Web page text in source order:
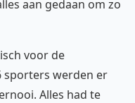
aan gedaan om zo
voor de
sporters werden er
Alles had te